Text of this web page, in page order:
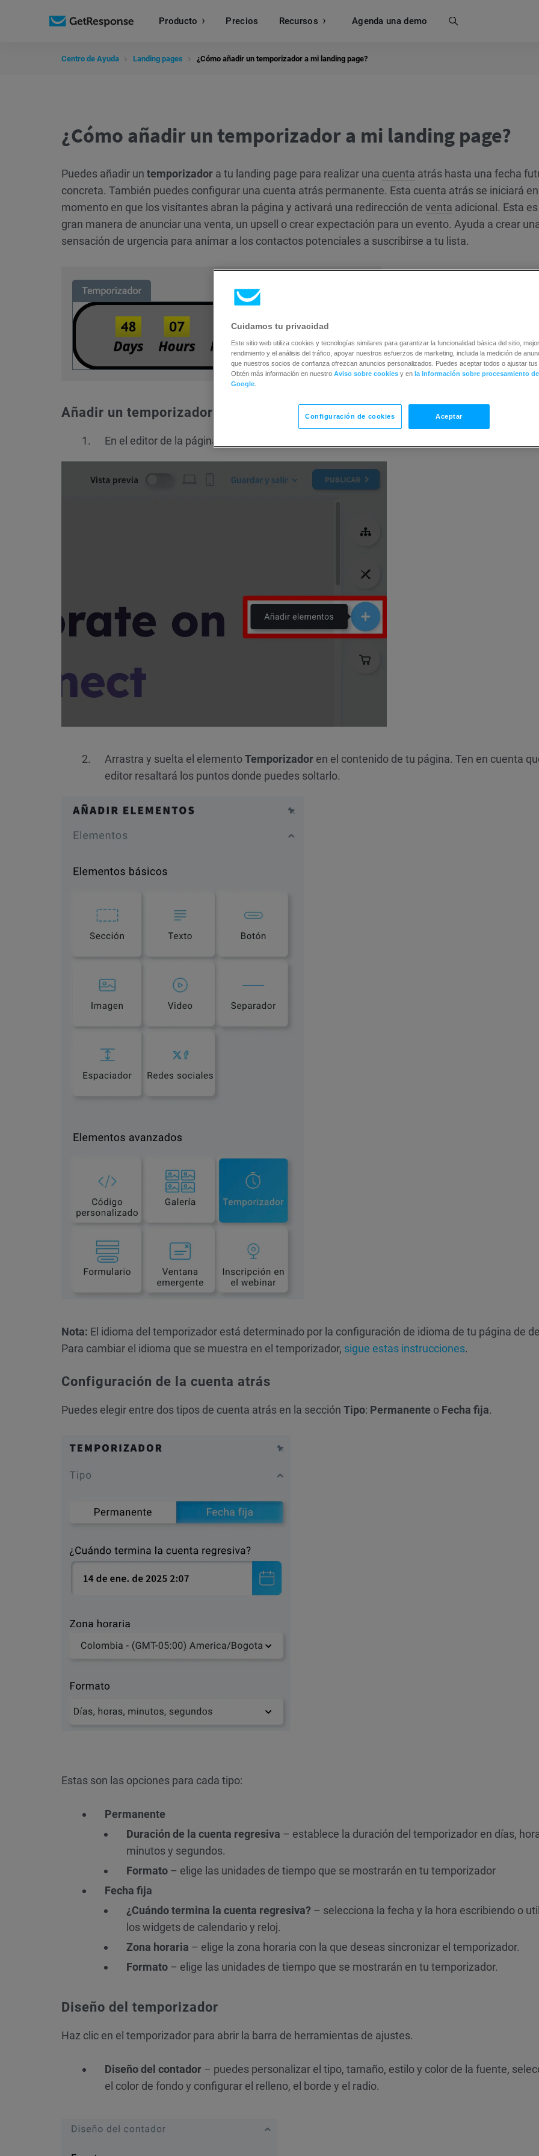
Producto Precios Recursos Agenda una demo
Buscar
Centro de Ayuda Landing pages ¿Cómo añadir un temporizador a mi landing page?
¿Cómo añadir un temporizador a mi landing page?
Puedes añadir un temporizador a tu landing page para realizar una cuenta atrás hasta una fecha
concreta. También puedes configurar una cuenta atrás permanente. Esta cuenta atrás se iniciará
momento en que los visitantes abran la página y activará una redirección de venta adicional. Esta
gran manera de anunciar una venta, un upsell o crear expectación para un evento. Ayuda a crear
sensación de urgencia para animar a los contactos potenciales a suscribirse a tu lista.
Añadir un temporizador
En el editor de la página, haz clic en el botón
Arrastra y suelta el elementoTemporizador en el contenido de tu página. Ten en cuenta
editor resaltará los puntos donde puedes soltarlo.
Nota: El idioma del temporizador está determinado por la configuración de idioma de tu página de
Para cambiar el idioma que se muestra en el temporizador, sigue estas instrucciones.
Configuración de la cuenta atrás
Puedes elegir entre dos tipos de cuenta atrás en la sección Tipo: Permanente o Fecha fija.
Estas son las opciones para cada tipo:
Permanente
Duración de la cuenta regresiva – establece la duración del temporizador en días,
minutos y segundos.
Formato – elige las unidades de tiempo que se mostrarán en tu temporizador
Fecha fija
¿Cuándo termina la cuenta regresiva? – selecciona la fecha y la hora escribiendo o
los widgets de calendario y reloj.
Zona horaria – elige la zona horaria con la que deseas sincronizar el temporizador.
Formato – elige las unidades de tiempo que se mostrarán en tu temporizador.
Diseño del temporizador
Haz clic en el temporizador para abrir la barra de herramientas de ajustes.
Diseño del contador – puedes personalizar el tipo, tamaño, estilo y color de la fuente,
el color de fondo y configurar el relleno, el borde y el radio.
Cuidamos tu privacidad
Este sitio web utiliza cookies y tecnologías similares para garantizar la funcionalidad básica del sitio,
rendimiento y el análisis del tráfico, apoyar nuestros esfuerzos de marketing, incluida la medición de
que nuestros socios de confianza ofrezcan anuncios personalizados. Puedes aceptar todos o ajustar
Obtén más información en nuestro Aviso sobre cookies y en la Información sobre procesamiento
Google
Configuración de cookies Aceptar